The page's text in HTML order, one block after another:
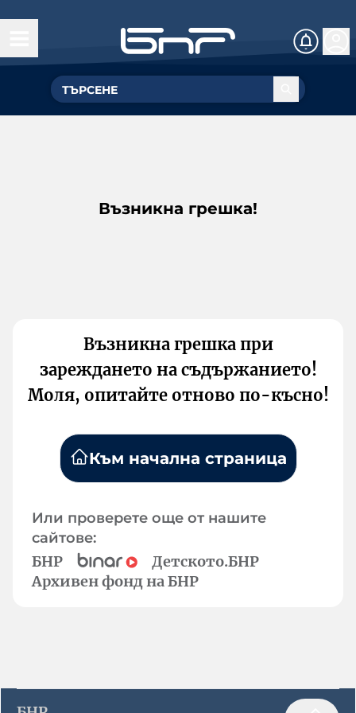
Възникна грешка!
Възникна грешка при
зареждането на съдържанието!
Моля, опитайте отново по-късно!
Към начална страница
Или проверете още от нашите
сайтове:
БНР
Детското.БНР
Архивен фонд на БНР